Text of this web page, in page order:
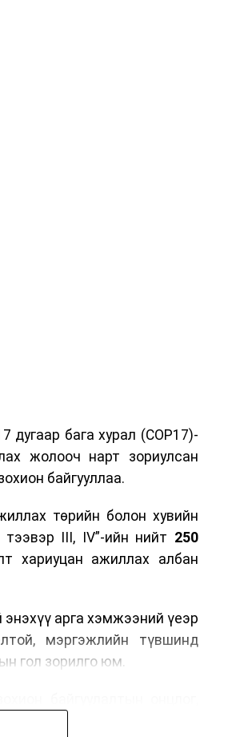
бага хурал (COP17)-
жолооч нарт зориулсан
байгууллаа.
төрийн болон хувийн
тээвэр III, IV”-ийн нийт 250
хариуцан ажиллах албан
арга хэмжээний үеэр
мэргэжлийн түвшинд
гол зорилго юм.
жолооч нарын үүрэг